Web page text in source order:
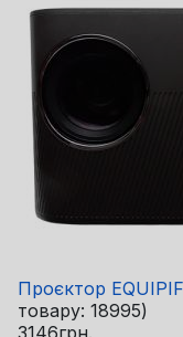
Проєктор
товару: 18995)
3146грн.